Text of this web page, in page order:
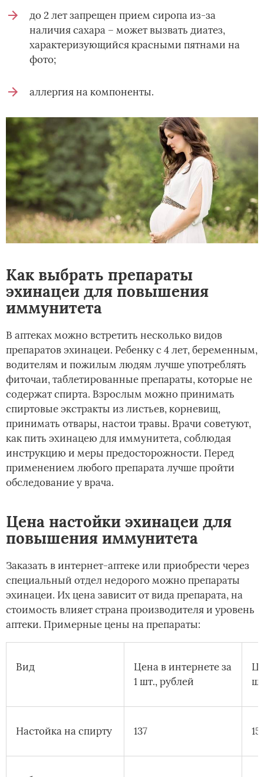
до 2 лет запрещен прием сиропа из-за
наличия сахара – может вызвать диатез,
характеризующийся красными пятнами на
фото;
аллергия на компоненты.
Как выбрать препараты
эхинацеи для повышения
иммунитета
В аптеках можно встретить несколько видов
препаратов эхинацеи. Ребенку с 4 лет, беременным,
водителям и пожилым людям лучше употреблять
фиточаи, таблетированные препараты, которые не
содержат спирта. Взрослым можно принимать
спиртовые экстракты из листьев, корневищ,
принимать отвары, настои травы. Врачи советуют,
как пить эхинацею для иммунитета, соблюдая
инструкцию и меры предосторожности. Перед
применением любого препарата лучше пройти
обследование у врача.
Цена настойки эхинацеи для
повышения иммунитета
Заказать в интернет-аптеке или приобрести через
специальный отдел недорого можно препараты
эхинацеи. Их цена зависит от вида препарата, на
стоимость влияет страна производителя и уровень
аптеки. Примерные цены на препараты:
Вид
Цена в интернете за
1 шт., рублей
Настойка на спирту 137